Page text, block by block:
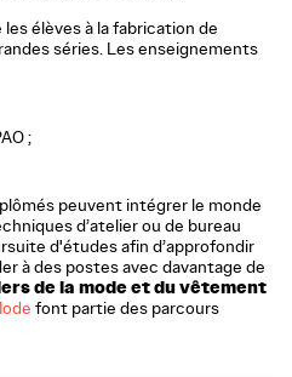
élèves à la fabrication de
séries. Les enseignements
;
peuvent intégrer le monde
d’atelier ou de bureau
d'études afin d’approfondir
à des postes avec davantage de
de la mode et du vêtement
font partie des parcours